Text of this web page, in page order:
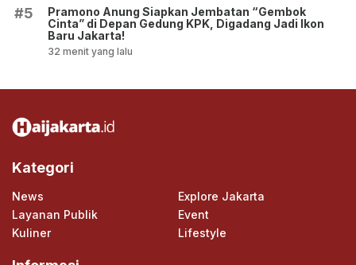
#5
Pramono Anung Siapkan Jembatan “Gembok
Cinta” di Depan Gedung KPK, Digadang Jadi Ikon
Baru Jakarta!
32 menit yang lalu
Kategori
News
Explore Jakarta
Layanan Publik
Event
Kuliner
Lifestyle